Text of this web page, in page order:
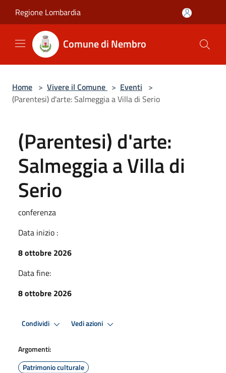
Regione Lombardia
Comune di Nembro
Home > Vivere il Comune > Eventi >
(Parentesi) d'arte: Salmeggia a Villa di Serio
(Parentesi) d'arte:
Salmeggia a Villa di
Serio
conferenza
Data inizio :
8 ottobre 2026
Data fine:
8 ottobre 2026
Condividi Vedi azioni
Argomenti:
Patrimonio culturale